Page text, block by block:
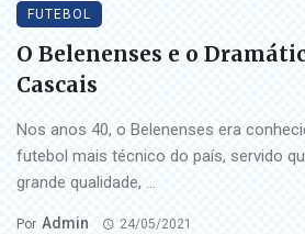
FUTEBOL
O Belenenses e o
Cascais
Nos anos 40, o Belenenses era
futebol mais técnico do país, servido
grande qualidade, ...
Por Admin 24/05/2021